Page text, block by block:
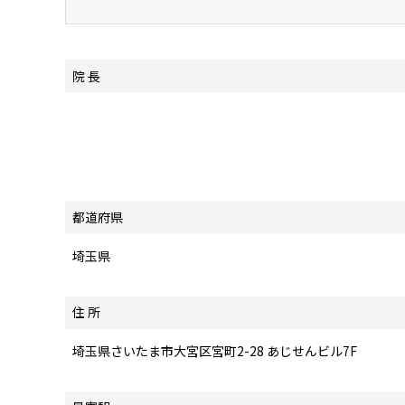
院 長
都道府県
埼玉県
住 所
埼玉県さいたま市大宮区宮町2-28 あじせんビル7F